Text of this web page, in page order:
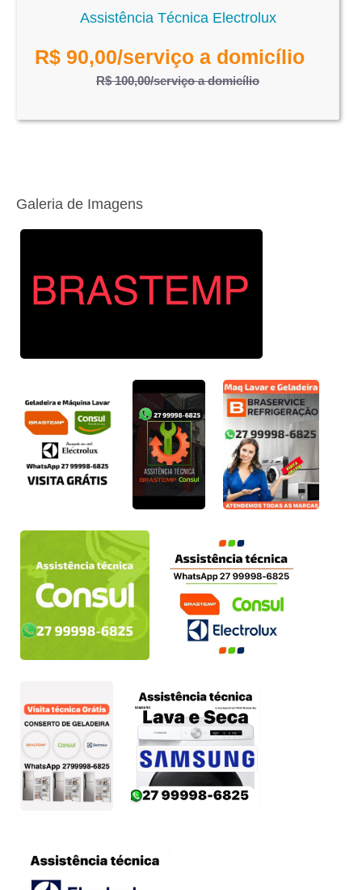
Assistência Técnica Electrolux
R$ 90,00/serviço a domicílio
R$ 100,00/serviço a domicílio
Galeria de Imagens